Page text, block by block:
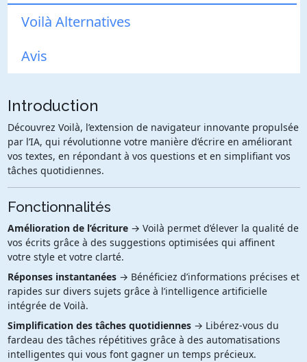
Voilà Alternatives
Avis
Introduction
Découvrez Voilà, l’extension de navigateur innovante propulsée
par l’IA, qui révolutionne votre manière d’écrire en améliorant
vos textes, en répondant à vos questions et en simplifiant vos
tâches quotidiennes.
Fonctionnalités
Amélioration de l’écriture→ Voilà permet d’élever la qualité de
vos écrits grâce à des suggestions optimisées qui affinent
votre style et votre clarté.
Réponses instantanées→ Bénéficiez d’informations précises et
rapides sur divers sujets grâce à l’intelligence artificielle
intégrée de Voilà.
Simplification des tâches quotidiennes→ Libérez-vous du
fardeau des tâches répétitives grâce à des automatisations
intelligentes qui vous font gagner un temps précieux.